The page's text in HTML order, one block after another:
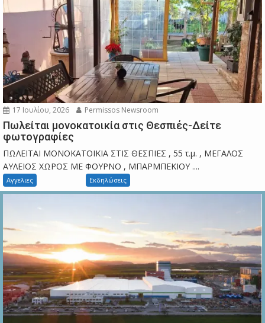
17 Ιουλίου, 2026 Permissos Newsroom
Πωλείται μονοκατοικία στις Θεσπιές-Δείτε
φωτογραφίες
ΠΩΛΕΙΤΑΙ ΜΟΝΟΚΑΤΟΙΚΙΑ ΣΤΙΣ ΘΕΣΠΙΕΣ , 55 τ.μ. , ΜΕΓΑΛΟΣ
ΑΥΛΕΙΟΣ ΧΩΡΟΣ ΜΕ ΦΟΥΡΝΟ , ΜΠΑΡΜΠΕΚΙΟΥ ....
Αγγελιες Εκδηλώσεις